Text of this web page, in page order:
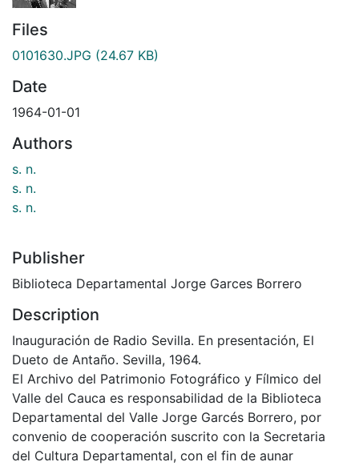
Files
0101630.JPG (24.67 KB)
Date
1964-01-01
Authors
s. n.
s. n.
s. n.
Publisher
Biblioteca Departamental Jorge Garces Borrero
Description
Inauguración de Radio Sevilla. En presentación, El
Dueto de Antaño. Sevilla, 1964.
El Archivo del Patrimonio Fotográfico y Fílmico del
Valle del Cauca es responsabilidad de la Biblioteca
Departamental del Valle Jorge Garcés Borrero, por
convenio de cooperación suscrito con la Secretaria
del Cultura Departamental, con el fin de aunar